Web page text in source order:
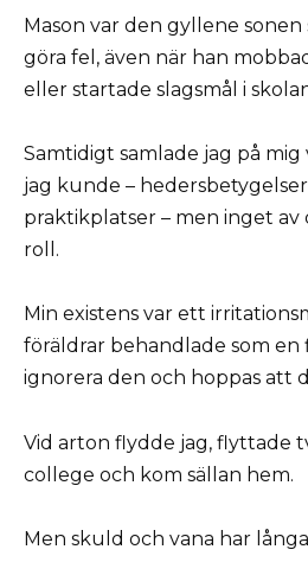
Mason var den gyllene
göra fel, även när han
eller startade slagsmål i
Samtidigt samlade jag på
jag kunde –
praktikplatser – men inget av
roll.
Min existens var ett
föräldrar behandlade som en
ignorera den och hoppas att
Vid arton flydde jag, flyttade
college och kom sällan hem.
Men skuld och vana har